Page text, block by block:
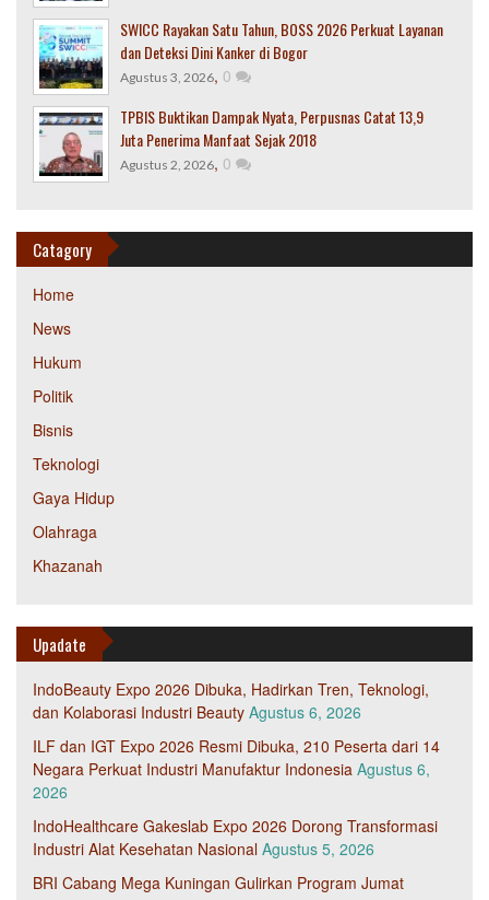
SWICC Rayakan Satu Tahun, BOSS 2026 Perkuat Layanan
dan Deteksi Dini Kanker di Bogor
Agustus 3, 2026, 0
TPBIS Buktikan Dampak Nyata, Perpusnas Catat 13,9
Juta Penerima Manfaat Sejak 2018
Agustus 2, 2026, 0
Catagory
Home
News
Hukum
Politik
Bisnis
Teknologi
Gaya Hidup
Olahraga
Khazanah
Upadate
IndoBeauty Expo 2026 Dibuka, Hadirkan Tren, Teknologi,
dan Kolaborasi Industri Beauty Agustus 6, 2026
ILF dan IGT Expo 2026 Resmi Dibuka, 210 Peserta dari 14
Negara Perkuat Industri Manufaktur Indonesia Agustus 6,
2026
IndoHealthcare Gakeslab Expo 2026 Dorong Transformasi
Industri Alat Kesehatan Nasional Agustus 5, 2026
BRI Cabang Mega Kuningan Gulirkan Program Jumat